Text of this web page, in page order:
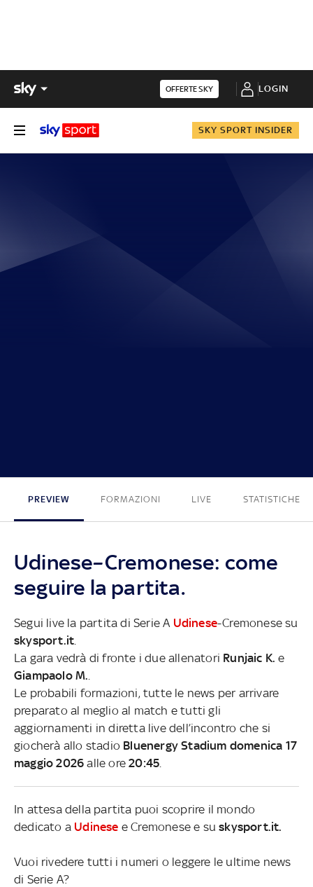
OFFERTE SKY LOGIN
SKY SPORT INSIDER
PREVIEW FORMAZIONI LIVE STATISTICHE
Udinese–Cremonese: come
seguire la partita.
Segui live la partita di Serie A Udinese-Cremonese su
skysport.it
La gara vedrà di fronte i due allenatori Runjaic K. e
Giampaolo M.
Le probabili formazioni, tutte le news per arrivare
preparato al meglio al match e tutti gli
aggiornamenti in diretta live dell’incontro che si
giocherà allo stadio Bluenergy Stadium domenica 17
maggio 2026 alle ore20:45
In attesa della partita puoi scoprire il mondo
dedicato a Udinese e Cremonese e suskysport.it.
Vuoi rivedere tutti i numeri o leggere le ultime news
di Serie A?